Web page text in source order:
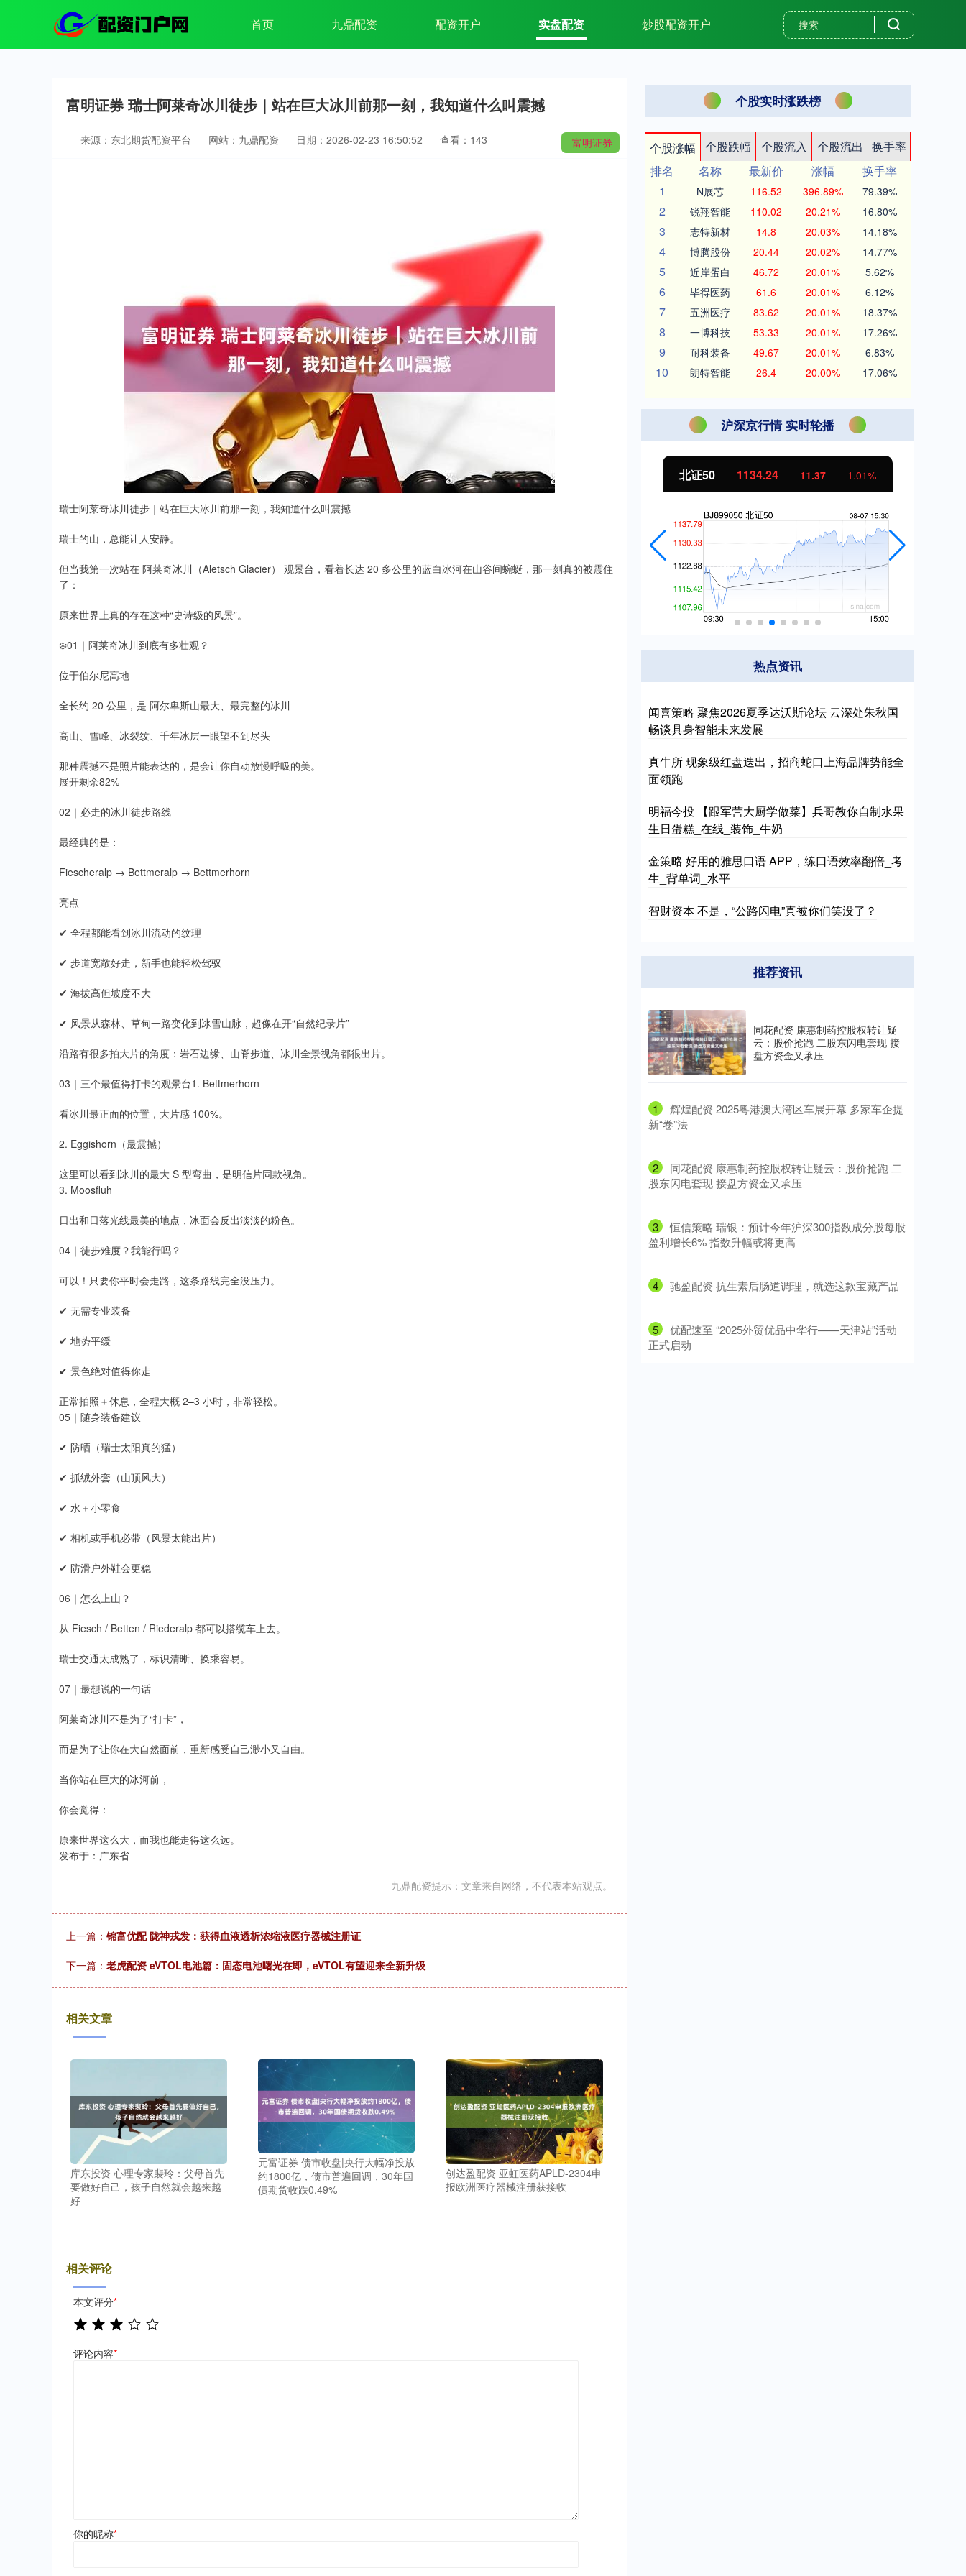
首页 九鼎配资 配资开户 实盘配资 炒股配资开户
富明证券 瑞士阿莱奇冰川徒步｜站在巨大冰川前那一刻，我知道什么叫震撼
富明证券
来源：东北期货配资平台 网站：九鼎配资 日期：2026-02-23 16:50:52 查看：143
️瑞士阿莱奇冰川徒步｜站在巨大冰川前那一刻，我知道什么叫震撼
瑞士的山，总能让人安静。
但当我第一次站在 阿莱奇冰川（Aletsch Glacier） 观景台，看着长达 20 多公里的蓝白冰河在山谷间蜿蜒，那一刻真的被震住
了：
原来世界上真的存在这种“史诗级的风景”。
❄️01｜阿莱奇冰川到底有多壮观？
位于伯尔尼高地
全长约 20 公里，是 阿尔卑斯山最大、最完整的冰川
高山、雪峰、冰裂纹、千年冰层一眼望不到尽头
那种震撼不是照片能表达的，是会让你自动放慢呼吸的美。
展开剩余82%
02｜必走的冰川徒步路线
最经典的是：
Fiescheralp → Bettmeralp → Bettmerhorn
亮点
✔ 全程都能看到冰川流动的纹理
✔ 步道宽敞好走，新手也能轻松驾驭
✔ 海拔高但坡度不大
✔ 风景从森林、草甸一路变化到冰雪山脉，超像在开“自然纪录片”
沿路有很多拍大片的角度：岩石边缘、山脊步道、冰川全景视角都很出片。
️03｜三个最值得打卡的观景台1. Bettmerhorn
看冰川最正面的位置，大片感 100%。
2. Eggishorn（最震撼）
这里可以看到冰川的最大 S 型弯曲，是明信片同款视角。
3. Moosfluh
日出和日落光线最美的地点，冰面会反出淡淡的粉色。
04｜徒步难度？我能行吗？
可以！只要你平时会走路，这条路线完全没压力。
✔ 无需专业装备
✔ 地势平缓
✔ 景色绝对值得你走
正常拍照＋休息，全程大概 2–3 小时，非常轻松。
05｜随身装备建议
✔ 防晒（瑞士太阳真的猛）
✔ 抓绒外套（山顶风大）
✔ 水＋小零食
✔ 相机或手机必带（风景太能出片）
✔ 防滑户外鞋会更稳
06｜怎么上山？
从 Fiesch / Betten / Riederalp 都可以搭缆车上去。
瑞士交通太成熟了，标识清晰、换乘容易。
07｜最想说的一句话
阿莱奇冰川不是为了“打卡”，
而是为了让你在大自然面前，重新感受自己渺小又自由。
当你站在巨大的冰河前，
你会觉得：
原来世界这么大，而我也能走得这么远。
发布于：广东省
九鼎配资提示：文章来自网络，不代表本站观点。
上一篇： 锦富优配 陇神戎发：获得血液透析浓缩液医疗器械注册证
下一篇： 老虎配资 eVTOL电池篇：固态电池曙光在即，eVTOL有望迎来全新升级
相关文章
库东投资 心理专家裴玲：父母首先
要做好自己，孩子自然就会越来越
好
元富证券 债市收盘|央行大幅净投放
约1800亿，债市普遍回调，30年国
债期货收跌0.49%
创达盈配资 亚虹医药APLD-2304申
报欧洲医疗器械注册获接收
相关评论
本文评分*
评论内容*
你的昵称*
个股实时涨跌榜
个股涨幅 个股跌幅 个股流入 个股流出
换手率
排名
名称 最新价 涨幅
换手率
1
N展芯 116.52 396.89% 79.39%
2 锐翔智能 110.02 20.21% 16.80%
3 志特新材 14.8 20.03% 14.18%
4 博腾股份 20.44 20.02% 14.77%
5 近岸蛋白 46.72 20.01% 5.62%
6 毕得医药 61.6 20.01% 6.12%
7 五洲医疗 83.62 20.01% 18.37%
8 一博科技 53.33 20.01% 17.26%
9 耐科装备 49.67 20.01% 6.83%
10 朗特智能 26.4 20.00% 17.06%
沪深京行情 实时轮播
深证成指 14311.01 200.89 1.42% 沪深300 4694.44 43.13 北证50 1134.24 11.37 1.01%
热点资讯
闻喜策略 聚焦2026夏季达沃斯论坛 云深处朱秋国
畅谈具身智能未来发展
真牛所 现象级红盘迭出，招商蛇口上海品牌势能全
面领跑
明福今投 【跟军营大厨学做菜】兵哥教你自制水果
生日蛋糕_在线_装饰_牛奶
金策略 好用的雅思口语 APP，练口语效率翻倍_考
生_背单词_水平
智财资本 不是，“公路闪电”真被你们笑没了？
推荐资讯
同花配资 康惠制药控股权转让疑
云：股价抢跑 二股东闪电套现 接
盘方资金又承压
1
​辉煌配资 2025粤港澳大湾区车展开幕 多家车企提
新“卷”法
2
​同花配资 康惠制药控股权转让疑云：股价抢跑 二
股东闪电套现 接盘方资金又承压
3
​恒信策略 瑞银：预计今年沪深300指数成分股每股
盈利增长6% 指数升幅或将更高
4 ​驰盈配资 抗生素后肠道调理，就选这款宝藏产品
5
​优配速至 “2025外贸优品中华行——天津站”活动
正式启动